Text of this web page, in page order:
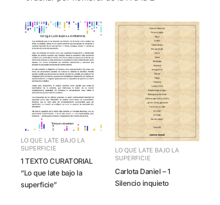
LO QUE LATE BAJO LA
SUPERFICIE
1 TEXTO CURATORIAL
“Lo que late bajo la
superficie”
LO QUE LATE BAJO LA
SUPERFICIE
Carlota Daniel – 1
Silencio inquieto